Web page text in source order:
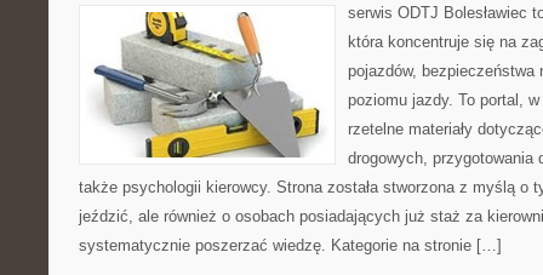
serwis ODTJ Bolesławiec
która koncentruje się na
pojazdów, bezpieczeństwa
poziomu jazdy. To portal,
rzetelne materiały
drogowych, przygotowania
także psychologii kierowcy. Strona została stworzona z myślą o
jeździć, ale również o osobach posiadających już staż za
systematycznie poszerzać wiedzę. Kategorie na stronie […]